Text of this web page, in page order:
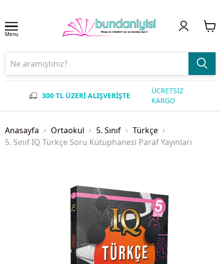
Menu
300 TL ÜZERİ ALIŞVERİŞTE
ÜCRETSİZ
KARGO
Anasayfa Ortaokul 5. Sınıf
Türkçe
5. Sınıf IQ Türkçe Soru Kütüphanesi Paraf Yayınları